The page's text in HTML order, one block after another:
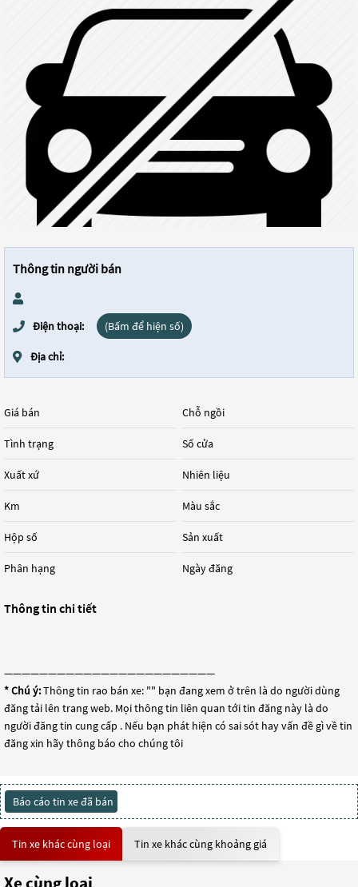
Thông tin người bán
Điện thoại: (Bấm để hiện số)
Địa chỉ:
Giá bán
Tình trạng
Xuất xứ
Km
Hộp số
Phân hạng
Chỗ ngồi
Số cửa
Nhiên liệu
Màu sắc
Sản xuất
Ngày đăng
Thông tin chi tiết
————————————————————————
* Chú ý:Thông tin rao bán xe: "" bạn đang xem ở trên là do người dùng
đăng tải lên trang web. Mọi thông tin liên quan tới tin đăng này là do
người đăng tin cung cấp . Nếu bạn phát hiện có sai sót hay vấn đề gì về tin
đăng xin hãy thông báo cho chúng tôi
Báo cáo tin xe đã bán
Tin xe khác cùng loại Tin xe khác cùng khoảng giá
Xe cùng loại